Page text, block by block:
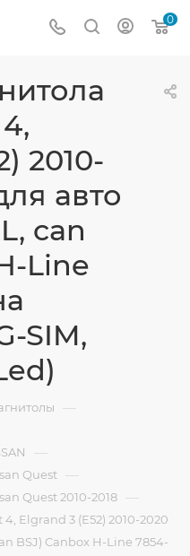
0
2010-
авто
can
Line
SIM,
—
—
Quest —
Quest 2010-2018 —
Elgrand 3 (E52) 2010-2020
BSJ) Canbox H-Line 7854-